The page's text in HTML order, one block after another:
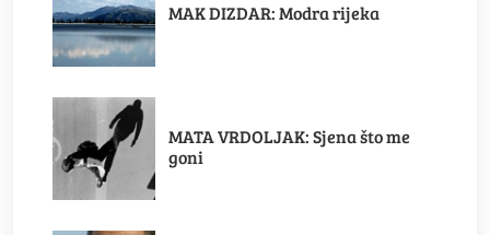
MAK DIZDAR: Modra rijeka
MATA VRDOLJAK: Sjena što me
goni